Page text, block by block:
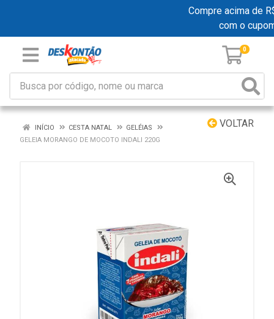
Compre acima de
com o
0
VOLTAR
INÍCIO CESTA NATAL
GELÉIAS
GELEIA MORANGO DE MOCOTO INDALI 220G